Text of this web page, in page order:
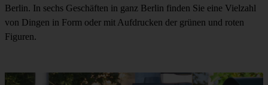
Berlin. In sechs Geschäften in ganz Berlin finden Sie eine Vielzahl
von Dingen in Form oder mit Aufdrucken der grünen und roten
Figuren.